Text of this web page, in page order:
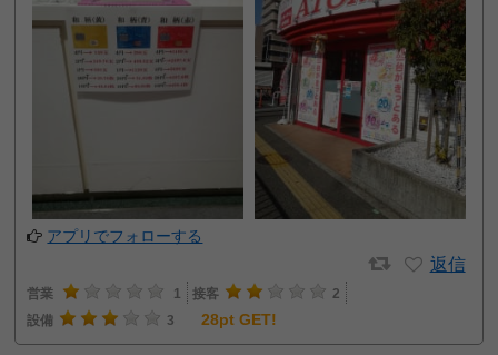
アプリでフォローする
返信
営業 1 接客
2
設備
3 28pt GET!